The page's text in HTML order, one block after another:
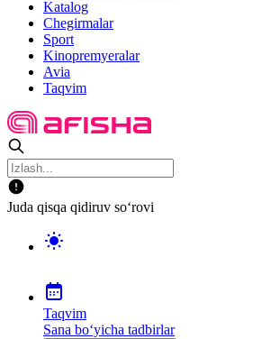
Katalog
Chegirmalar
Sport
Kinopremyeralar
Avia
Taqvim
Juda qisqa qidiruv so‘rovi
Taqvim
Sana bo‘yicha tadbirlar